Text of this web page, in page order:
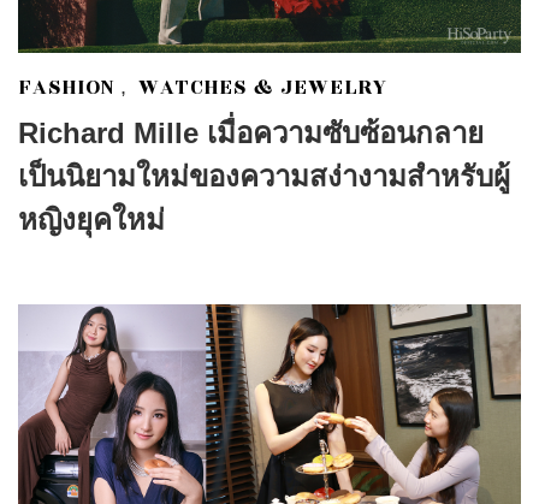
FASHION , WATCHES & JEWELRY
Richard Mille เมื่อความซับซ้อนกลาย
เป็นนิยามใหม่ของความสง่างามสำหรับผู้
หญิงยุคใหม่